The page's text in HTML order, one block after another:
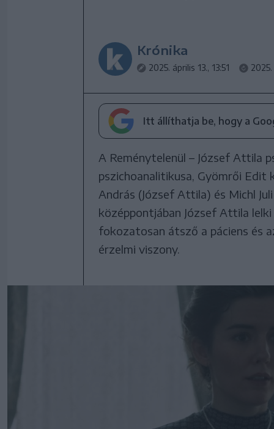
Krónika
2025. április 13., 13:51 2025.
Itt állíthatja be, hogy a
A Reménytelenül – József Attila
pszichoanalitikusa, Gyömrői
András (József Attila) és Michl
középpontjában József Attila
fokozatosan átsző a páciens és
érzelmi viszony.